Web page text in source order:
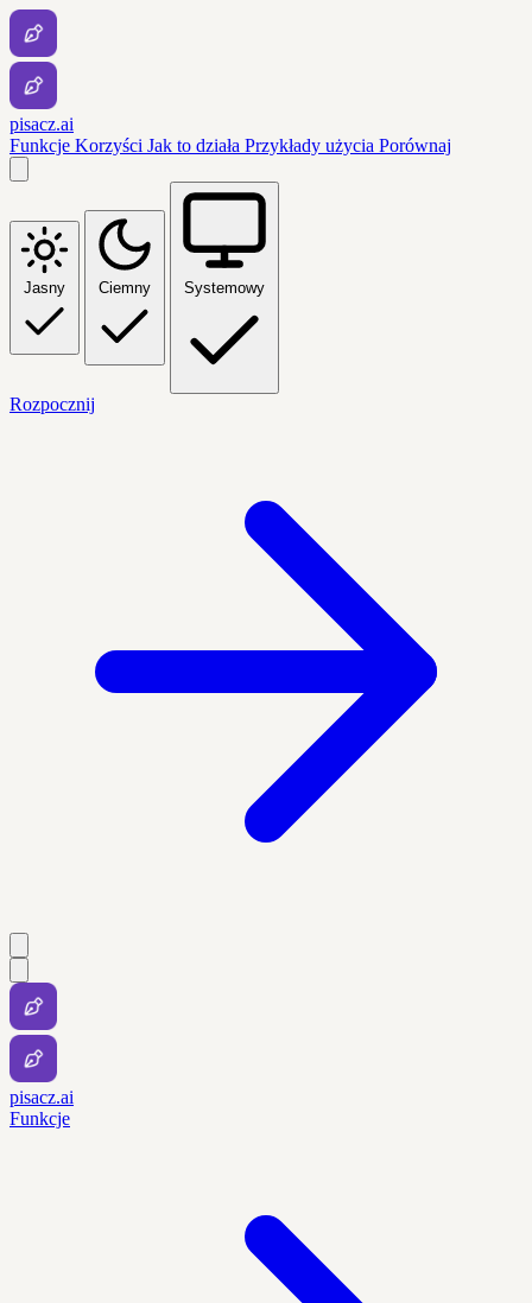
pisacz.ai
Funkcje Korzyści Jak to działa Przykłady użycia Porównaj
Jasny Ciemny Systemowy
Rozpocznij
pisacz.ai
Funkcje